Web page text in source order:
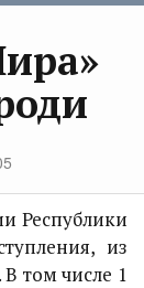
Республики
из
том числе 1